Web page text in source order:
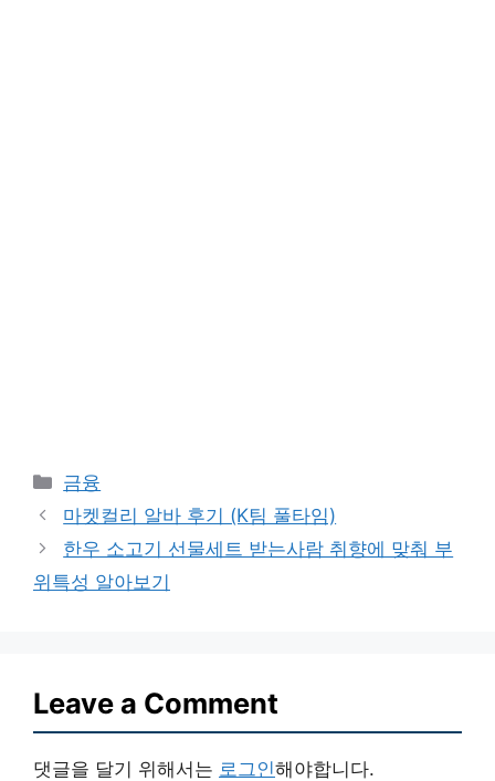
Categories
금융
마켓컬리 알바 후기 (K팀 풀타임)
한우 소고기 선물세트 받는사람 취향에 맞춰 부
위특성 알아보기
Leave a Comment
댓글을 달기 위해서는 로그인해야합니다.